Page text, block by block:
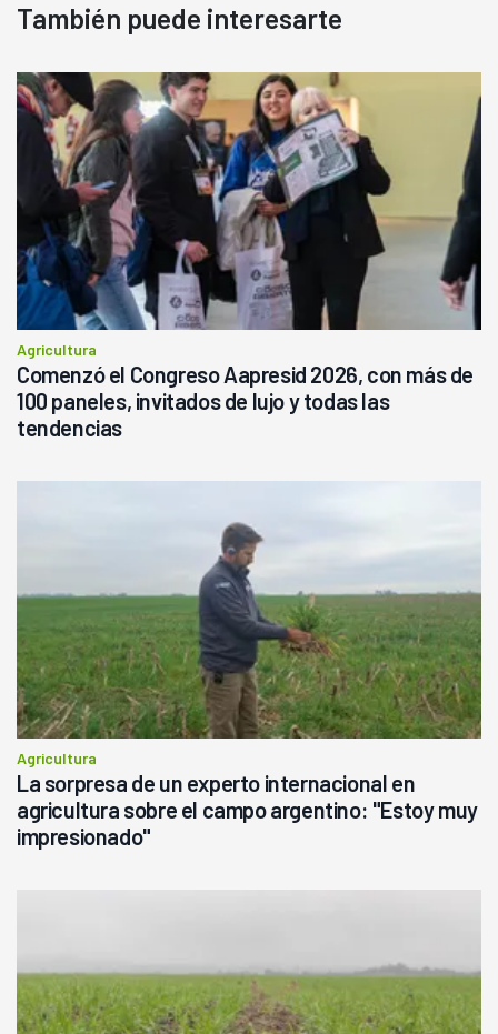
También puede interesarte
Agricultura
Comenzó el Congreso Aapresid 2026, con más de
100 paneles, invitados de lujo y todas las
tendencias
Agricultura
La sorpresa de un experto internacional en
agricultura sobre el campo argentino: "Estoy muy
impresionado"